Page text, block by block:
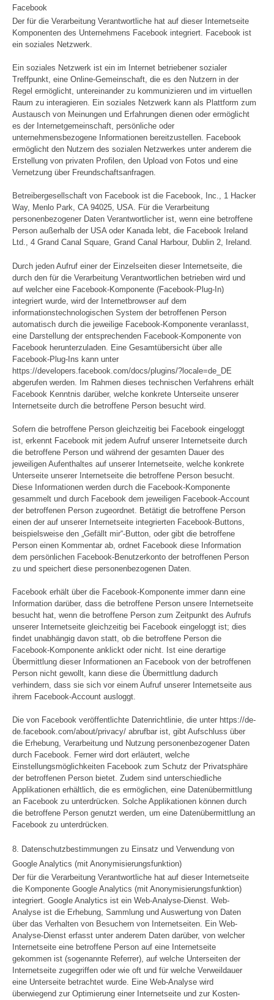
Facebook
Der für die Verarbeitung Verantwortliche hat auf dieser Internetseite
Komponenten des Unternehmens Facebook integriert. Facebook ist
ein soziales Netzwerk.
Ein soziales Netzwerk ist ein im Internet betriebener sozialer
Treffpunkt, eine Online-Gemeinschaft, die es den Nutzern in der
Regel ermöglicht, untereinander zu kommunizieren und im virtuellen
Raum zu interagieren. Ein soziales Netzwerk kann als Plattform zum
Austausch von Meinungen und Erfahrungen dienen oder ermöglicht
es der Internetgemeinschaft, persönliche oder
unternehmensbezogene Informationen bereitzustellen. Facebook
ermöglicht den Nutzern des sozialen Netzwerkes unter anderem die
Erstellung von privaten Profilen, den Upload von Fotos und eine
Vernetzung über Freundschaftsanfragen.
Betreibergesellschaft von Facebook ist die Facebook, Inc., 1 Hacker
Way, Menlo Park, CA 94025, USA. Für die Verarbeitung
personenbezogener Daten Verantwortlicher ist, wenn eine betroffene
Person außerhalb der USA oder Kanada lebt, die Facebook Ireland
Ltd., 4 Grand Canal Square, Grand Canal Harbour, Dublin 2, Ireland.
Durch jeden Aufruf einer der Einzelseiten dieser Internetseite, die
durch den für die Verarbeitung Verantwortlichen betrieben wird und
auf welcher eine Facebook-Komponente (Facebook-Plug-In)
integriert wurde, wird der Internetbrowser auf dem
informationstechnologischen System der betroffenen Person
automatisch durch die jeweilige Facebook-Komponente veranlasst,
eine Darstellung der entsprechenden Facebook-Komponente von
Facebook herunterzuladen. Eine Gesamtübersicht über alle
Facebook-Plug-Ins kann unter
https://developers.facebook.com/docs/plugins/?locale=de_DE
abgerufen werden. Im Rahmen dieses technischen Verfahrens erhält
Facebook Kenntnis darüber, welche konkrete Unterseite unserer
Internetseite durch die betroffene Person besucht wird.
Sofern die betroffene Person gleichzeitig bei Facebook eingeloggt
ist, erkennt Facebook mit jedem Aufruf unserer Internetseite durch
die betroffene Person und während der gesamten Dauer des
jeweiligen Aufenthaltes auf unserer Internetseite, welche konkrete
Unterseite unserer Internetseite die betroffene Person besucht.
Diese Informationen werden durch die Facebook-Komponente
gesammelt und durch Facebook dem jeweiligen Facebook-Account
der betroffenen Person zugeordnet. Betätigt die betroffene Person
einen der auf unserer Internetseite integrierten Facebook-Buttons,
beispielsweise den „Gefällt mir“-Button, oder gibt die betroffene
Person einen Kommentar ab, ordnet Facebook diese Information
dem persönlichen Facebook-Benutzerkonto der betroffenen Person
zu und speichert diese personenbezogenen Daten.
Facebook erhält über die Facebook-Komponente immer dann eine
Information darüber, dass die betroffene Person unsere Internetseite
besucht hat, wenn die betroffene Person zum Zeitpunkt des Aufrufs
unserer Internetseite gleichzeitig bei Facebook eingeloggt ist; dies
findet unabhängig davon statt, ob die betroffene Person die
Facebook-Komponente anklickt oder nicht. Ist eine derartige
Übermittlung dieser Informationen an Facebook von der betroffenen
Person nicht gewollt, kann diese die Übermittlung dadurch
verhindern, dass sie sich vor einem Aufruf unserer Internetseite aus
ihrem Facebook-Account ausloggt.
Die von Facebook veröffentlichte Datenrichtlinie, die unter https://de-
de.facebook.com/about/privacy/ abrufbar ist, gibt Aufschluss über
die Erhebung, Verarbeitung und Nutzung personenbezogener Daten
durch Facebook. Ferner wird dort erläutert, welche
Einstellungsmöglichkeiten Facebook zum Schutz der Privatsphäre
der betroffenen Person bietet. Zudem sind unterschiedliche
Applikationen erhältlich, die es ermöglichen, eine Datenübermittlung
an Facebook zu unterdrücken. Solche Applikationen können durch
die betroffene Person genutzt werden, um eine Datenübermittlung an
Facebook zu unterdrücken.
8. Datenschutzbestimmungen zu Einsatz und Verwendung von
Google Analytics (mit Anonymisierungsfunktion)
Der für die Verarbeitung Verantwortliche hat auf dieser Internetseite
die Komponente Google Analytics (mit Anonymisierungsfunktion)
integriert. Google Analytics ist ein Web-Analyse-Dienst. Web-
Analyse ist die Erhebung, Sammlung und Auswertung von Daten
über das Verhalten von Besuchern von Internetseiten. Ein Web-
Analyse-Dienst erfasst unter anderem Daten darüber, von welcher
Internetseite eine betroffene Person auf eine Internetseite
gekommen ist (sogenannte Referrer), auf welche Unterseiten der
Internetseite zugegriffen oder wie oft und für welche Verweildauer
eine Unterseite betrachtet wurde. Eine Web-Analyse wird
überwiegend zur Optimierung einer Internetseite und zur Kosten-